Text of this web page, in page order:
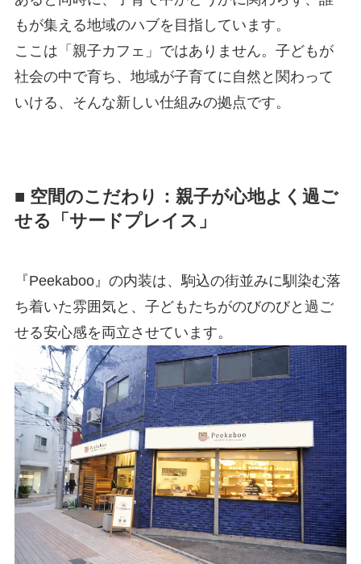
もが集える地域のハブを目指しています。
ここは「親子カフェ」ではありません。子どもが
社会の中で育ち、地域が子育てに自然と関わって
いける、そんな新しい仕組みの拠点です。
■ 空間のこだわり：親子が心地よく過ご
せる「サードプレイス」
『Peekaboo』の内装は、駒込の街並みに馴染む落
ち着いた雰囲気と、子どもたちがのびのびと過ご
せる安心感を両立させています。